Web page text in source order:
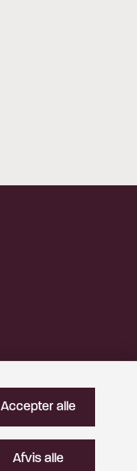
Accepter alle
Afvis alle